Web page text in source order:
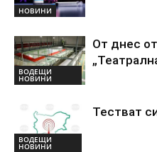
НОВИНИ
ВОДЕЩИ
НОВИНИ
От днес
ВОДЕЩИ
НОВИНИ
Тестват